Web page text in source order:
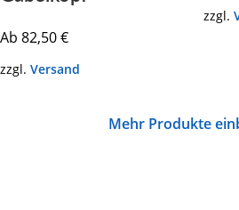
Ab 82,50€
zzgl. Versand
zzgl.
Mehr Produkte